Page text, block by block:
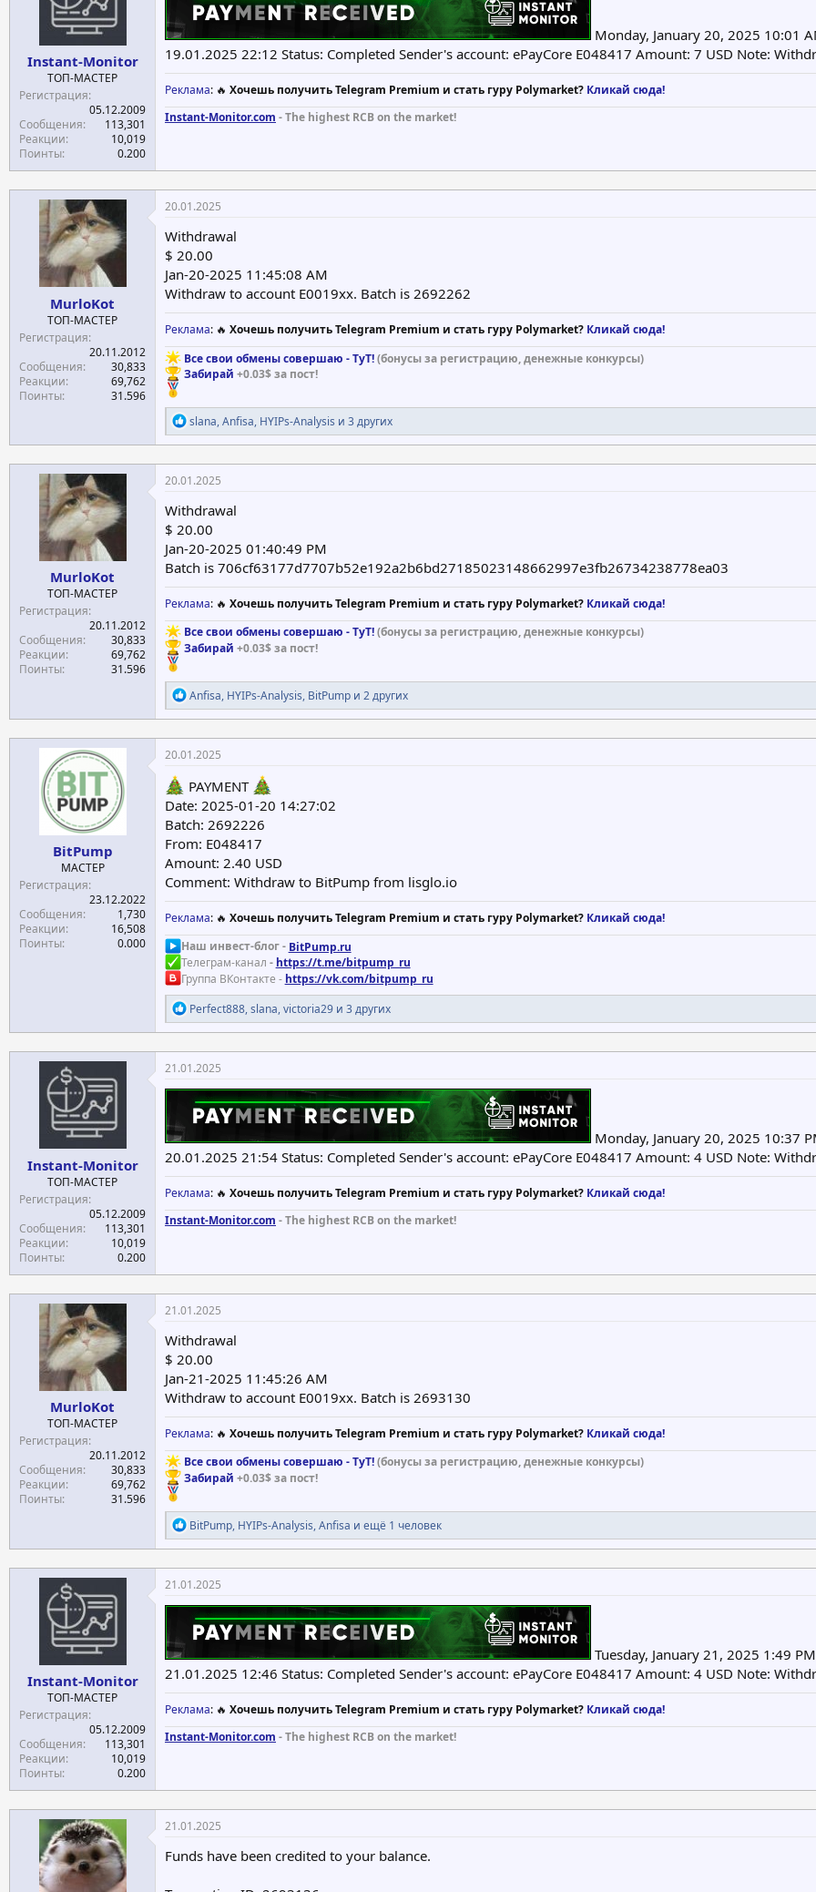
Instant-Monitor
ТОП-МАСТЕР
Регистрация
05.12.2009
Сообщения
113,301
Реакции
10,019
Поинты
0.200
Monday, January 20, 2025 10:01
19.01.2025 22:12 Status: Completed Sender's account: ePayCore E048417 Amount: 7 USD Note:
Реклама: 🔥 Хочешь получить Telegram Premium и стать гуру Polymarket? Кликай сюда!
Instant-Monitor.com - The highest RCB on the market!
MurloKot
ТОП-МАСТЕР
Регистрация
20.11.2012
Сообщения
30,833
Реакции
69,762
Поинты
31.596
20.01.2025
Withdrawal
$ 20.00
Jan-20-2025 11:45:08 AM
Withdraw to account E0019xx. Batch is 2692262
Реклама: 🔥 Хочешь получить Telegram Premium и стать гуру Polymarket? Кликай сюда!
Все свои обмены совершаю - ТуТ!(бонусы за регистрацию, денежные конкурсы)
Забирай +0.03$ за пост!
Р
е
а
к
ц
и
и
slana,Anfisa, HYIPs-Analysis и 3 других
MurloKot
ТОП-МАСТЕР
Регистрация
20.11.2012
Сообщения
30,833
Реакции
69,762
Поинты
31.596
20.01.2025
Withdrawal
$ 20.00
Jan-20-2025 01:40:49 PM
Batch is 706cf63177d7707b52e192a2b6bd27185023148662997e3fb26734238778ea03
Реклама: 🔥 Хочешь получить Telegram Premium и стать гуру Polymarket? Кликай сюда!
Все свои обмены совершаю - ТуТ!(бонусы за регистрацию, денежные конкурсы)
Забирай +0.03$ за пост!
Р
е
а
к
ц
и
и
:
Anfisa, HYIPs-Analysis, BitPump и 2 других
BitPump
МАСТЕР
Регистрация
23.12.2022
Сообщения
1,730
Реакции
16,508
Поинты
0.000
20.01.2025
PAYMENT
Date: 2025-01-20 14:27:02
Batch: 2692226
From: E048417
Amount: 2.40 USD
Comment: Withdraw to BitPump from lisglo.io
Реклама: 🔥 Хочешь получить Telegram Premium и стать гуру Polymarket? Кликай сюда!
Наш инвест-блог - BitPump.ru
Телеграм-канал - https://t.me/bitpump_ru
Группа ВКонтакте - https://vk.com/bitpump_ru
Р
е
а
к
ц
и
и
Perfect888,slana,victoria29 и 3 других
Instant-Monitor
ТОП-МАСТЕР
Регистрация
05.12.2009
Сообщения
113,301
Реакции
10,019
Поинты
0.200
21.01.2025
Monday, January 20, 2025 10:37
20.01.2025 21:54 Status: Completed Sender's account: ePayCore E048417 Amount: 4 USD Note:
Реклама: 🔥 Хочешь получить Telegram Premium и стать гуру Polymarket? Кликай сюда!
Instant-Monitor.com - The highest RCB on the market!
MurloKot
ТОП-МАСТЕР
Регистрация
20.11.2012
Сообщения
30,833
Реакции
69,762
Поинты
31.596
21.01.2025
Withdrawal
$ 20.00
Jan-21-2025 11:45:26 AM
Withdraw to account E0019xx. Batch is 2693130
Реклама: 🔥 Хочешь получить Telegram Premium и стать гуру Polymarket? Кликай сюда!
Все свои обмены совершаю - ТуТ!(бонусы за регистрацию, денежные конкурсы)
Забирай +0.03$ за пост!
Р
е
а
к
ц
и
и
BitPump, HYIPs-Analysis,Anfisa и ещё 1 человек
Instant-Monitor
ТОП-МАСТЕР
Регистрация
05.12.2009
Сообщения
113,301
Реакции
10,019
Поинты
0.200
21.01.2025
Tuesday, January 21, 2025 1:49
21.01.2025 12:46 Status: Completed Sender's account: ePayCore E048417 Amount: 4 USD Note:
Реклама: 🔥 Хочешь получить Telegram Premium и стать гуру Polymarket? Кликай сюда!
Instant-Monitor.com - The highest RCB on the market!
21.01.2025
Funds have been credited to your balance.